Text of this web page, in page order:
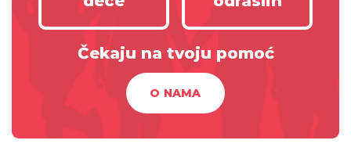
Čekaju na tvoju pomoć
O NAMA